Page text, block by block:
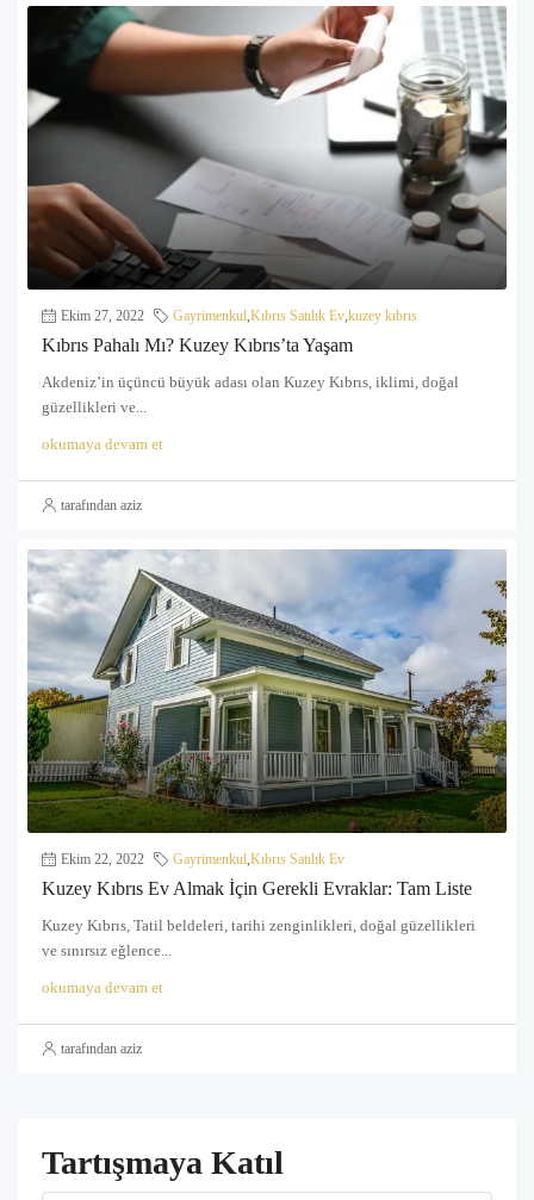
Ekim 27, 2022 Gayrimenkul,Kıbrıs Satılık Ev,kuzey kıbrıs
Kıbrıs Pahalı Mı? Kuzey Kıbrıs’ta Yaşam
Akdeniz’in üçüncü büyük adası olan Kuzey Kıbrıs, iklimi, doğal
güzellikleri ve...
okumaya devam et
tarafından aziz
Ekim 22, 2022 Gayrimenkul Kıbrıs Satılık Ev
Kuzey Kıbrıs Ev Almak İçin Gerekli Evraklar: Tam Liste
Kuzey Kıbrıs, Tatil beldeleri, tarihi zenginlikleri, doğal güzellikleri
ve sınırsız eğlence...
okumaya devam et
tarafından aziz
Tartışmaya Katıl